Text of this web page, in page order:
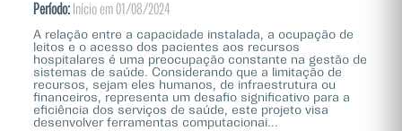
Período: Início em 01/08/2024
A relação entre a capacidade instalada, a ocupação de
leitos e o acesso dos pacientes aos recursos
hospitalares é uma preocupação constante na gestão de
sistemas de saúde. Considerando que a limitação de
recursos, sejam eles humanos, de infraestrutura ou
financeiros, representa um desafio significativo para a
eficiência dos serviços de saúde, este projeto visa
desenvolver ferramentas computacionai...